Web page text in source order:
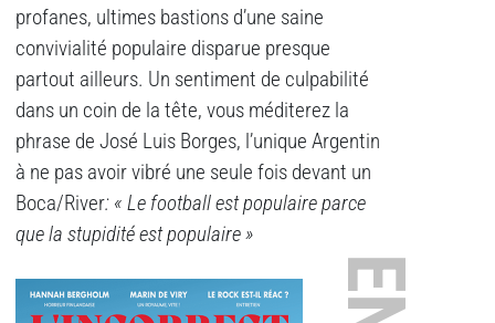
profanes, ultimes bastions d’une saine
convivialité populaire disparue presque
partout ailleurs. Un sentiment de culpabilité
dans un coin de la tête, vous méditerez la
phrase de José Luis Borges, l’unique Argentin
à ne pas avoir vibré une seule fois devant un
Boca/River: « Le football est populaire parce
que la stupidité est populaire »